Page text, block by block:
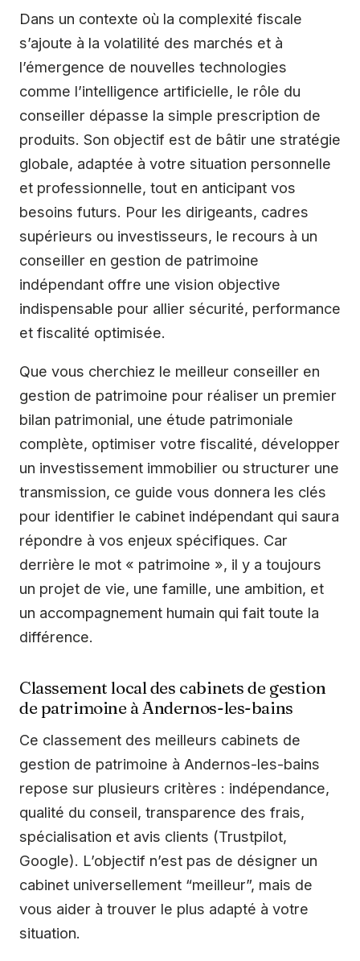
Dans un contexte où la complexité fiscale
s’ajoute à la volatilité des marchés et à
l’émergence de nouvelles technologies
comme l’intelligence artificielle, le rôle du
conseiller dépasse la simple prescription de
produits. Son objectif est de bâtir une stratégie
globale, adaptée à votre situation personnelle
et professionnelle, tout en anticipant vos
besoins futurs. Pour les dirigeants, cadres
supérieurs ou investisseurs, le recours à un
conseiller en gestion de patrimoine
indépendant offre une vision objective
indispensable pour allier sécurité, performance
et fiscalité optimisée.
Que vous cherchiez le meilleur conseiller en
gestion de patrimoine pour réaliser un premier
bilan patrimonial, une étude patrimoniale
complète, optimiser votre fiscalité, développer
un investissement immobilier ou structurer une
transmission, ce guide vous donnera les clés
pour identifier le cabinet indépendant qui saura
répondre à vos enjeux spécifiques. Car
derrière le mot « patrimoine », il y a toujours
un projet de vie, une famille, une ambition, et
un accompagnement humain qui fait toute la
différence.
Classement local des cabinets de gestion
de patrimoine à Andernos-les-bains
Ce classement des meilleurs cabinets de
gestion de patrimoine à Andernos-les-bains
repose sur plusieurs critères : indépendance,
qualité du conseil, transparence des frais,
spécialisation et avis clients (Trustpilot,
Google). L’objectif n’est pas de désigner un
cabinet universellement “meilleur”, mais de
vous aider à trouver le plus adapté à votre
situation.